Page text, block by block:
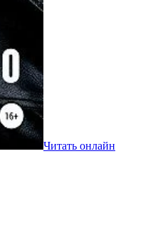
Читать онлайн